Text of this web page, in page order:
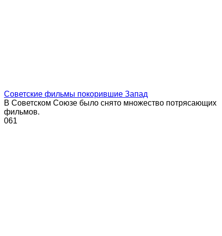
Советские фильмы покорившие Запад
В Советском Союзе было снято множество потрясающих
фильмов.
061